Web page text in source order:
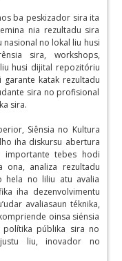
ba peskizador sira ita
nia rezultadu sira
nasional no lokal liu husi
sira, workshops,
husi dijital repozitóriu
katak rezultadu
sira no profisional
sira.
Siênsia no Kultura
iha diskursu abertura
importante tebes hodi
analiza rezultadu
hela no liliu atu avalia
iha dezenvolvimentu
avaliasaun téknika,
oinsa siénsia
públika sira no
liu, inovador no